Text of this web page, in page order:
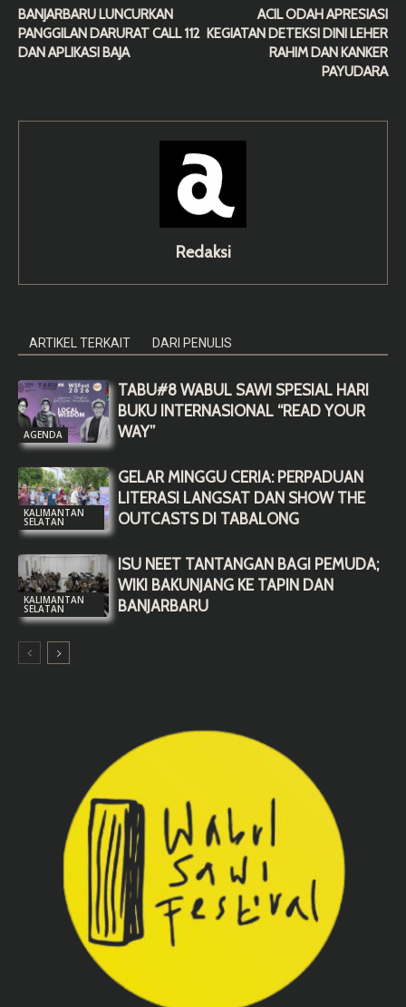
BANJARBARU LUNCURKAN
PANGGILAN DARURAT CALL 112
DAN APLIKASI BAJA
ACIL ODAH APRESIASI
KEGIATAN DETEKSI DINI LEHER
RAHIM DAN KANKER
PAYUDARA
Redaksi
ARTIKEL TERKAIT DARI PENULIS
AGENDA
TABU#8 WABUL SAWI SPESIAL HARI
BUKU INTERNASIONAL “READ YOUR
WAY”
KALIMANTAN
SELATAN
GELAR MINGGU CERIA: PERPADUAN
LITERASI LANGSAT DAN SHOW THE
OUTCASTS DI TABALONG
KALIMANTAN
SELATAN
ISU NEET TANTANGAN BAGI PEMUDA;
WIKI BAKUNJANG KE TAPIN DAN
BANJARBARU